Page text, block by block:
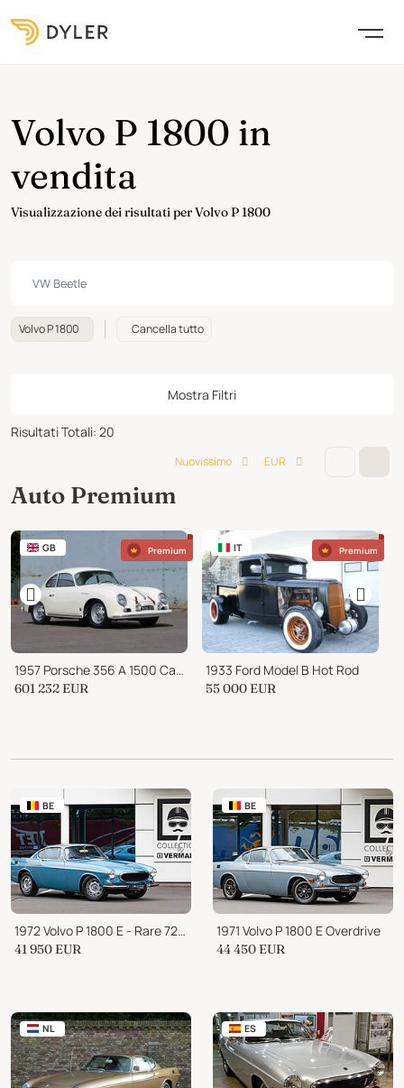
Volvo P 1800 in
vendita
Visualizzazione dei risultati per Volvo P 1800
Volvo P 1800 Cancella tutto
Mostra Filtri
Risultati Totali: 20
Nuovissimo EUR
Auto Premium
GB Premium
1957 Porsche 356 A 1500 Carrera GS Coupe
601 232 EUR
IT Premium
1933 Ford Model B Hot Rod
55 000 EUR
BE
1972 Volvo P 1800 E - Rare 72er Model
41 950 EUR
BE
1971 Volvo P 1800 E Overdrive
44 450 EUR
NL ES